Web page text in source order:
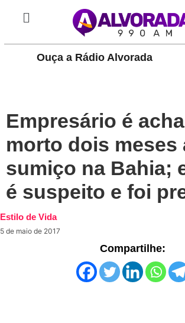
Ouça a Rádio Alvorada
Empresário é
morto dois meses
sumiço na Bahia;
é suspeito e foi
Estilo de Vida
5 de maio de 2017
Compartilhe: